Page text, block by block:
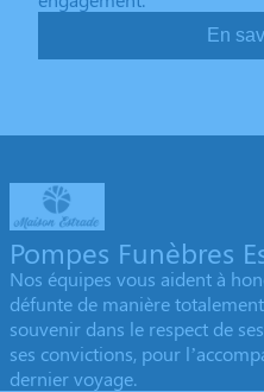
En
Pompes Funèbres
Nos équipes vous aident à
défunte de manière
souvenir dans le respect de
ses convictions, pour
dernier voyage.